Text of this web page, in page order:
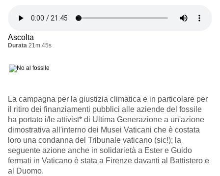
Ascolta
Durata 21m 45s
La campagna per la giustizia climatica e in particolare per
il ritiro dei finanziamenti pubblici alle aziende del fossile
ha portato i/le attivist* di Ultima Generazione a un'azione
dimostrativa all'interno dei Musei Vaticani che è costata
loro una condanna del Tribunale vaticano (sic!); la
seguente azione anche in solidarietà a Ester e Guido
fermati in Vaticano è stata a Firenze davanti al Battistero e
al Duomo.